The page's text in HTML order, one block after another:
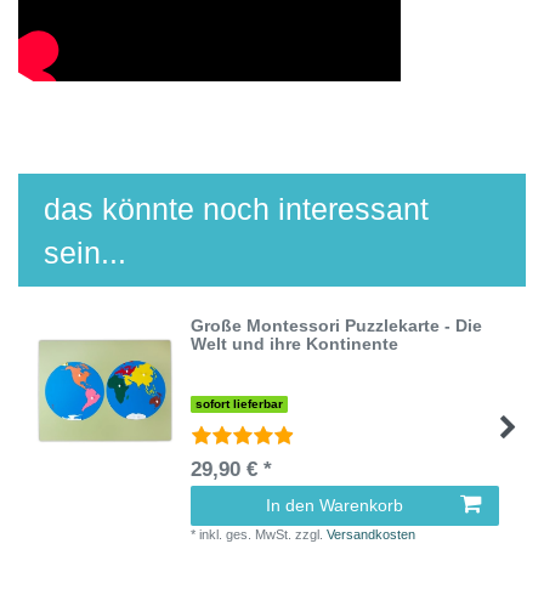
das könnte noch interessant
sein...
Große Montessori Puzzlekarte - Die
Welt und ihre Kontinente
sofort lieferbar
29,90 € *
In den Warenkorb
*inkl. ges. MwSt. zzgl.Versandkosten